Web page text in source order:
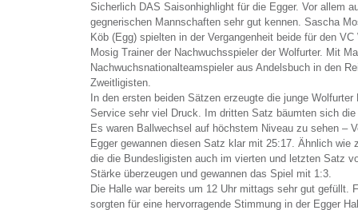
Sicherlich DAS Saisonhighlight für die Egger. Vor allem
gegnerischen Mannschaften sehr gut kennen. Sascha
Köb (Egg) spielten in der Vergangenheit beide für den
Mosig Trainer der Nachwuchsspieler der Wolfurter. Mit
Nachwuchsnationalteamspieler aus Andelsbuch in den
Zweitligisten.
In den ersten beiden Sätzen erzeugte die junge
Service sehr viel Druck. Im dritten Satz bäumten sich
Es waren Ballwechsel auf höchstem Niveau zu sehen –
Egger gewannen diesen Satz klar mit 25:17. Ähnlich wie
die die Bundesligisten auch im vierten und letzten Satz
Stärke überzeugen und gewannen das Spiel mit 1:3.
Die Halle war bereits um 12 Uhr mittags sehr gut gefüllt.
sorgten für eine hervorragende Stimmung in der Egger